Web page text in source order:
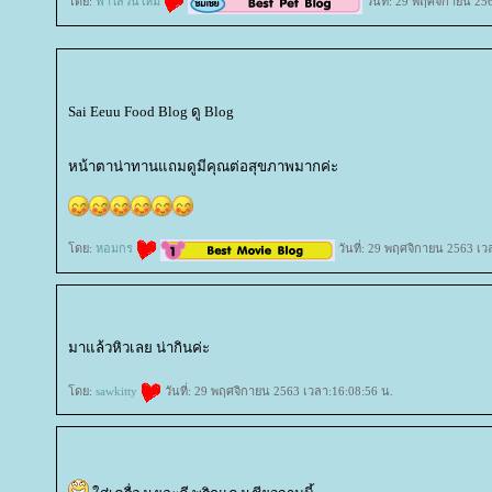
Sai Eeuu Food Blog ดู Blog
หน้าตาน่าทานแถมดูมีคุณต่อสุขภาพมากค่ะ
ดย: หอมกร วันที่: 29 พฤศจิกายน 2563 เว
มาแล้วหิวเลย น่ากินค่ะ
ดย: sawkitty วันที่: 29 พฤศจิกายน 2563 เวลา:16:08:56 น.